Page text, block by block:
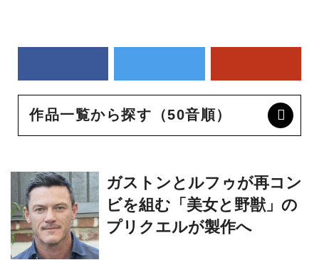
作品一覧から探す（50音順）
ガストンとルフゥが再コン
ビを組む「美女と野獣」の
プリクエルが製作へ